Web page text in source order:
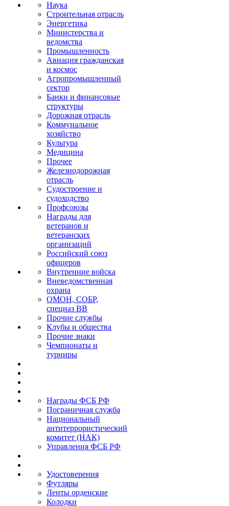
Наука
Строительная отрасль
Энергетика
Министерства и
ведомства
Промышленность
Авиация гражданская
и космос
Агропромышленный
сектор
Банки и финансовые
структуры
Дорожная отрасль
Коммунальное
хозяйство
Культура
Медицина
Прочее
Железнодорожная
отрасль
Судостроение и
судоходство
Профсоюзы
Награды для
ветеранов и
ветеранских
организаций
Российский союз
офицеров
Внутренние войска
Вневедомственная
охрана
ОМОН, СОБР,
спецназ ВВ
Прочие службы
Клубы и общества
Прочие знаки
Чемпионаты и
турниры
Награды ФСБ РФ
Пограничная служба
Национальный
антитеррористический
комитет (НАК)
Управления ФСБ РФ
Удостоверения
Футляры
Ленты орденские
Колодки